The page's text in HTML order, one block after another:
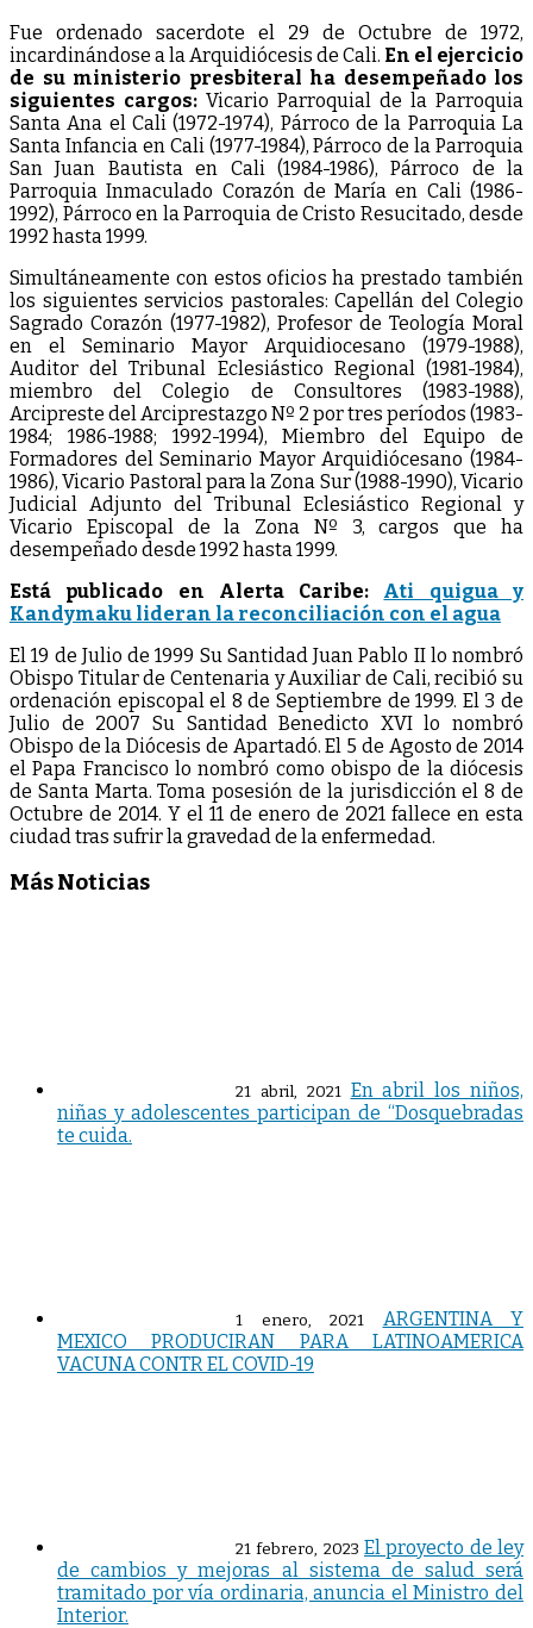
Fue ordenado sacerdote el 29 de Octubre de 1972,
incardinándose a la Arquidiócesis de Cali. En el ejercicio
de su ministerio presbiteral ha desempeñado los
siguientes cargos: Vicario Parroquial de la Parroquia
Santa Ana el Cali (1972-1974), Párroco de la Parroquia La
Santa Infancia en Cali (1977-1984), Párroco de la Parroquia
San Juan Bautista en Cali (1984-1986), Párroco de la
Parroquia Inmaculado Corazón de María en Cali (1986-
1992), Párroco en la Parroquia de Cristo Resucitado, desde
1992 hasta 1999.
Simultáneamente con estos oficios ha prestado también
los siguientes servicios pastorales: Capellán del Colegio
Sagrado Corazón (1977-1982), Profesor de Teología Moral
en el Seminario Mayor Arquidiocesano (1979-1988),
Auditor del Tribunal Eclesiástico Regional (1981-1984),
miembro del Colegio de Consultores (1983-1988),
Arcipreste del Arciprestazgo Nº 2 por tres períodos (1983-
1984; 1986-1988; 1992-1994), Miembro del Equipo de
Formadores del Seminario Mayor Arquidiócesano (1984-
1986), Vicario Pastoral para la Zona Sur (1988-1990), Vicario
Judicial Adjunto del Tribunal Eclesiástico Regional y
Vicario Episcopal de la Zona Nº 3, cargos que ha
desempeñado desde 1992 hasta 1999.
Está publicado en Alerta Caribe: Ati quigua y
Kandymaku lideran la reconciliación con el agua
El 19 de Julio de 1999 Su Santidad Juan Pablo II lo nombró
Obispo Titular de Centenaria y Auxiliar de Cali, recibió su
ordenación episcopal el 8 de Septiembre de 1999. El 3 de
Julio de 2007 Su Santidad Benedicto XVI lo nombró
Obispo de la Diócesis de Apartadó. El 5 de Agosto de 2014
el Papa Francisco lo nombró como obispo de la diócesis
de Santa Marta. Toma posesión de la jurisdicción el 8 de
Octubre de 2014. Y el 11 de enero de 2021 fallece en esta
ciudad tras sufrir la gravedad de la enfermedad.
Más Noticias
21 abril, 2021 En abril los niños,
niñas y adolescentes participan de “Dosquebradas
te cuida.
1 enero, 2021
ARGENTINA Y
MEXICO PRODUCIRAN PARA LATINOAMERICA
VACUNA CONTR EL COVID-19
21 febrero, 2023 El proyecto de ley
de cambios y mejoras al sistema de salud será
tramitado por vía ordinaria, anuncia el Ministro del
Interior.